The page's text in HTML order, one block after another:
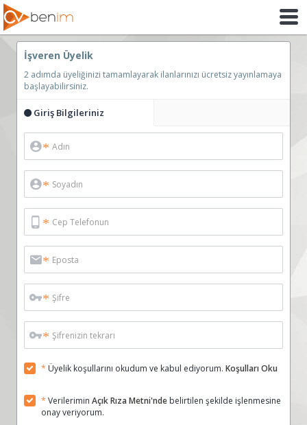
İşveren Üyelik
2 adımda üyeliğinizi tamamlayarak ilanlarınızı ücretsiz yayınlamaya
başlayabilirsiniz.
Giriş Bilgileriniz
*
*
*
*
*
*
* Üyelik koşullarını okudum ve kabul ediyorum. Koşulları Oku
* Verilerimin Açık Rıza Metni'nde belirtilen şekilde işlenmesine
onay veriyorum.